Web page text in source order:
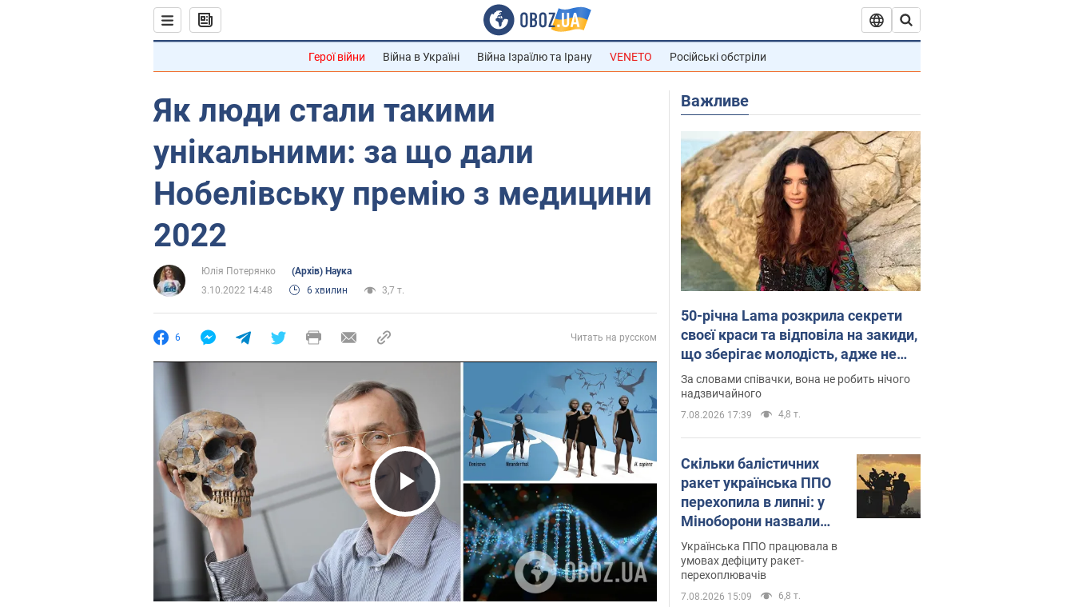
Герої війни Війна в Україні Війна Ізраїлю та Ірану VENETO Російські обстріли
Як люди стали такими
унікальними: за що дали
Нобелівську премію з медицини
2022
Юлія Потерянко
(Архів) Наука
3.10.2022 14:48
6 хвилин 3,7 т.
6 Читать на русском
Play Video
Важливе
50-річна Lama розкрила секрети
своєї краси та відповіла на закиди,
що зберігає молодість, адже не
має дітей
За словами співачки, вона не робить нічого
надзвичайного
7.08.2026 17:39 4,8 т.
Скільки балістичних
ракет українська ППО
перехопила в липні: у
Міноборони назвали
цифру
Українська ППО працювала в
умовах дефіциту ракет-
перехоплювачів
7.08.2026 15:09 6,8 т.